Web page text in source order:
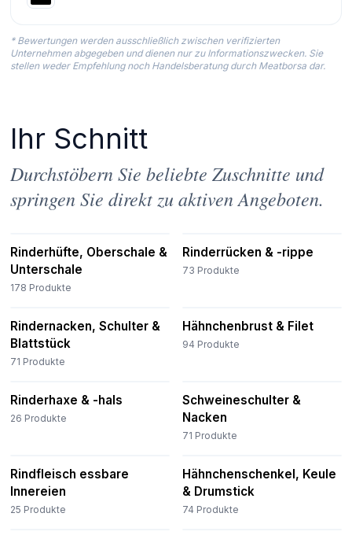
* Bewertungen werden ausschließlich zwischen verifizierten
Unternehmen abgegeben und dienen nur zu Informationszwecken. Sie
stellen weder Empfehlung noch Handelsberatung durch Meatborsa dar.
Ihr Schnitt
Durchstöbern Sie beliebte Zuschnitte und
springen Sie direkt zu aktiven Angeboten.
Rinderhüfte, Oberschale &
Unterschale
178 Produkte
Rinderrücken & -rippe
73 Produkte
Rindernacken, Schulter &
Blattstück
71 Produkte
Hähnchenbrust & Filet
94 Produkte
Rinderhaxe & -hals
26 Produkte
Schweineschulter &
Nacken
71 Produkte
Rindfleisch essbare
Innereien
25 Produkte
Hähnchenschenkel, Keule
& Drumstick
74 Produkte